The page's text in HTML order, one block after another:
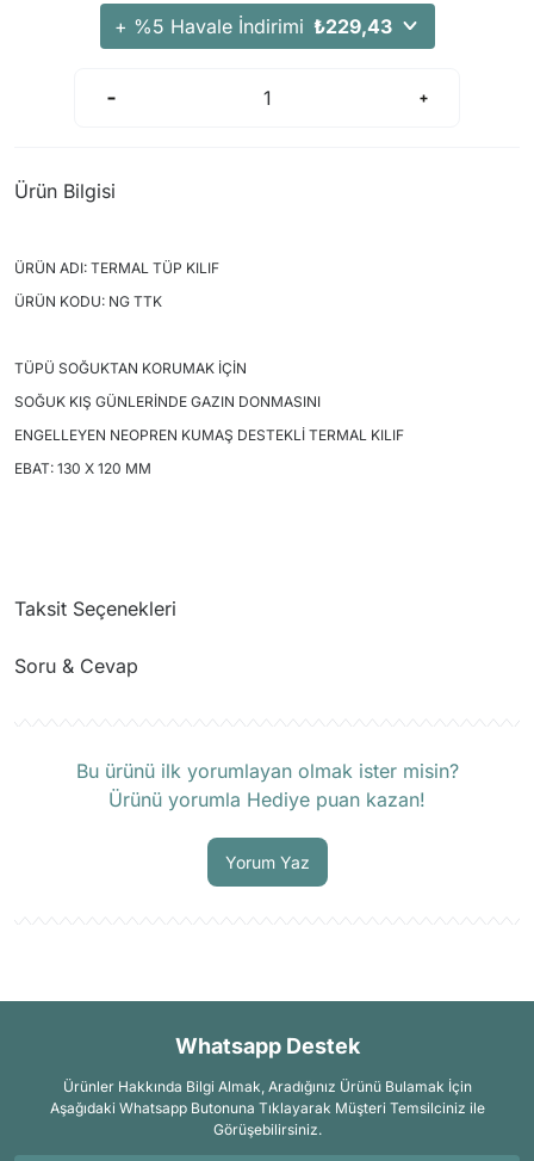
+ %5 Havale İndirimi ₺229,43
Ürün Bilgisi
ÜRÜN ADI: TERMAL TÜP KILIF
ÜRÜN KODU: NG TTK
TÜPÜ SOĞUKTAN KORUMAK İÇİN
SOĞUK KIŞ GÜNLERİNDE GAZIN DONMASINI
ENGELLEYEN NEOPREN KUMAŞ DESTEKLİ TERMAL KILIF
EBAT: 130 X 120 MM
Taksit Seçenekleri
Soru & Cevap
Bu ürünü ilk yorumlayan olmak ister misin?
Ürünü yorumla Hediye puan kazan!
Yorum Yaz
Whatsapp Destek
Ürünler Hakkında Bilgi Almak, Aradığınız Ürünü Bulamak İçin
Aşağıdaki Whatsapp Butonuna Tıklayarak Müşteri Temsilciniz ile
Görüşebilirsiniz.